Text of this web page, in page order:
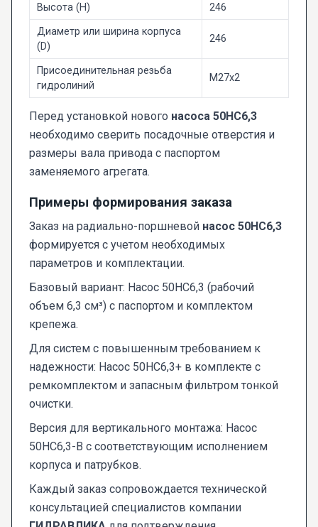
Высота (H)
246
Диаметр или ширина корпуса
(D)
246
Присоединительная резьба
гидролиний
M27x2
Перед установкой нового насоса 50НС6,3
необходимо сверить посадочные отверстия и
размеры вала привода с паспортом
заменяемого агрегата.
Примеры формирования заказа
Заказ на радиально-поршневой насос 50НС6,3
формируется с учетом необходимых
параметров и комплектации.
Базовый вариант: Насос 50НС6,3 (рабочий
объем 6,3 см³) с паспортом и комплектом
крепежа.
Для систем с повышенным требованием к
надежности: Насос 50НС6,3+ в комплекте с
ремкомплектом и запасным фильтром тонкой
очистки.
Версия для вертикального монтажа: Насос
50НС6,3-В с соответствующим исполнением
корпуса и патрубков.
Каждый заказ сопровождается технической
консультацией специалистов компании